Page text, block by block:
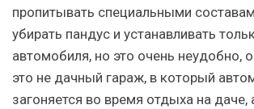
пропитывать специальными
убирать пандус и устанавливать
автомобиля, но это очень неудобно,
это не дачный гараж, в который
загоняется во время отдыха на